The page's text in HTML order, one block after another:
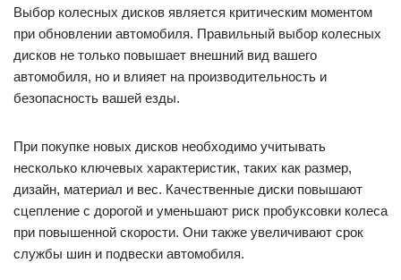
Выбор колесных дисков является критическим моментом
при обновлении автомобиля. Правильный выбор колесных
дисков не только повышает внешний вид вашего
автомобиля, но и влияет на производительность и
безопасность вашей езды.
При покупке новых дисков необходимо учитывать
несколько ключевых характеристик, таких как размер,
дизайн, материал и вес. Качественные диски повышают
сцепление с дорогой и уменьшают риск пробуксовки колеса
при повышенной скорости. Они также увеличивают срок
службы шин и подвески автомобиля.